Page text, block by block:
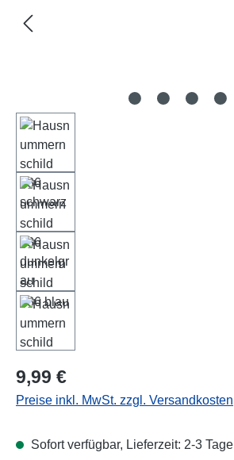
Regulärer Preis:
9,99 €
Preise inkl. MwSt. zzgl. Versandkosten
Sofort verfügbar, Lieferzeit: 2-3 Tage